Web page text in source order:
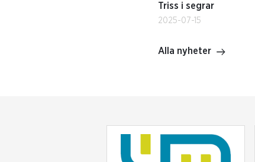
Triss i segrar
2025-07-15
Alla nyheter